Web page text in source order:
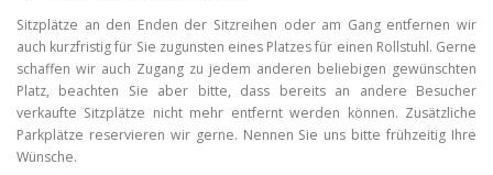
Sitzplätze an den Enden der Sitzreihen oder am Gang entfernen wir
auch kurzfristig für Sie zugunsten eines Platzes für einen Rollstuhl. Gerne
schaffen wir auch Zugang zu jedem anderen beliebigen gewünschten
Platz, beachten Sie aber bitte, dass bereits an andere Besucher
verkaufte Sitzplätze nicht mehr entfernt werden können. Zusätzliche
Parkplätze reservieren wir gerne. Nennen Sie uns bitte frühzeitig Ihre
Wünsche.